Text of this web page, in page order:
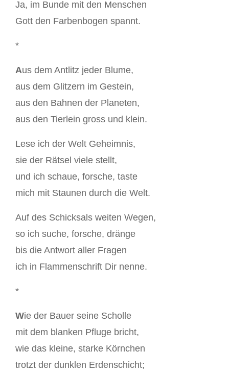
Ja, im Bunde mit den Menschen
Gott den Farbenbogen spannt.
*
Aus dem Antlitz jeder Blume,
aus dem Glitzern im Gestein,
aus den Bahnen der Planeten,
aus den Tierlein gross und klein.
Lese ich der Welt Geheimnis,
sie der Rätsel viele stellt,
und ich schaue, forsche, taste
mich mit Staunen durch die Welt.
Auf des Schicksals weiten Wegen,
so ich suche, forsche, dränge
bis die Antwort aller Fragen
ich in Flammenschrift Dir nenne.
*
Wie der Bauer seine Scholle
mit dem blanken Pfluge bricht,
wie das kleine, starke Körnchen
trotzt der dunklen Erdenschicht;